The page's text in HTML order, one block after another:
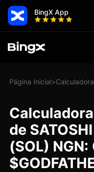
BingX App
Página Inicial>Calculadora
de
(SOL)